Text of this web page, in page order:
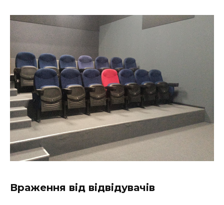
Враження від відвідувачів